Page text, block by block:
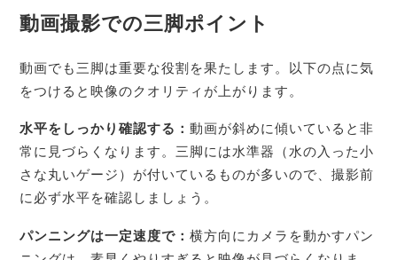
動画撮影での三脚ポイント
動画でも三脚は重要な役割を果たします。以下の点に気
をつけると映像のクオリティが上がります。
水平をしっかり確認する：動画が斜めに傾いていると非
常に見づらくなります。三脚には水準器（水の入った小
さな丸いゲージ）が付いているものが多いので、撮影前
に必ず水平を確認しましょう。
パンニングは一定速度で：横方向にカメラを動かすパン